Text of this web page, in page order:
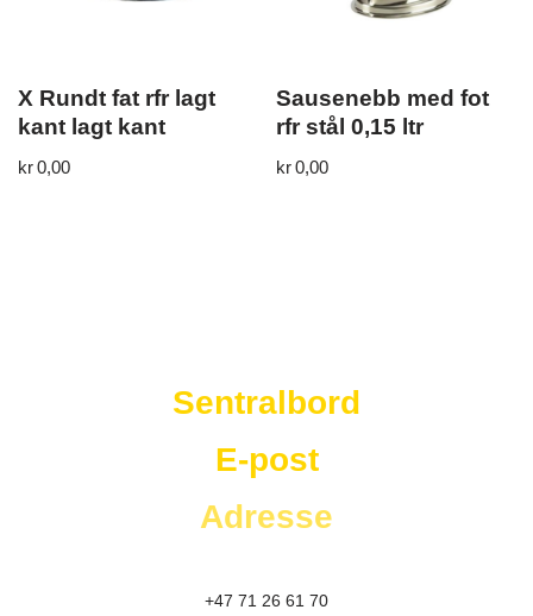
X Rundt fat rfr lagt
kant lagt kant
kr0,00
Sausenebb med fot
rfr stål 0,15 ltr
kr0,00
Sentralbord
E-post
Adresse
+47 71 26 61 70